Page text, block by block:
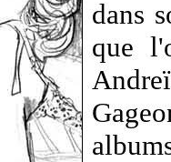
dans
que